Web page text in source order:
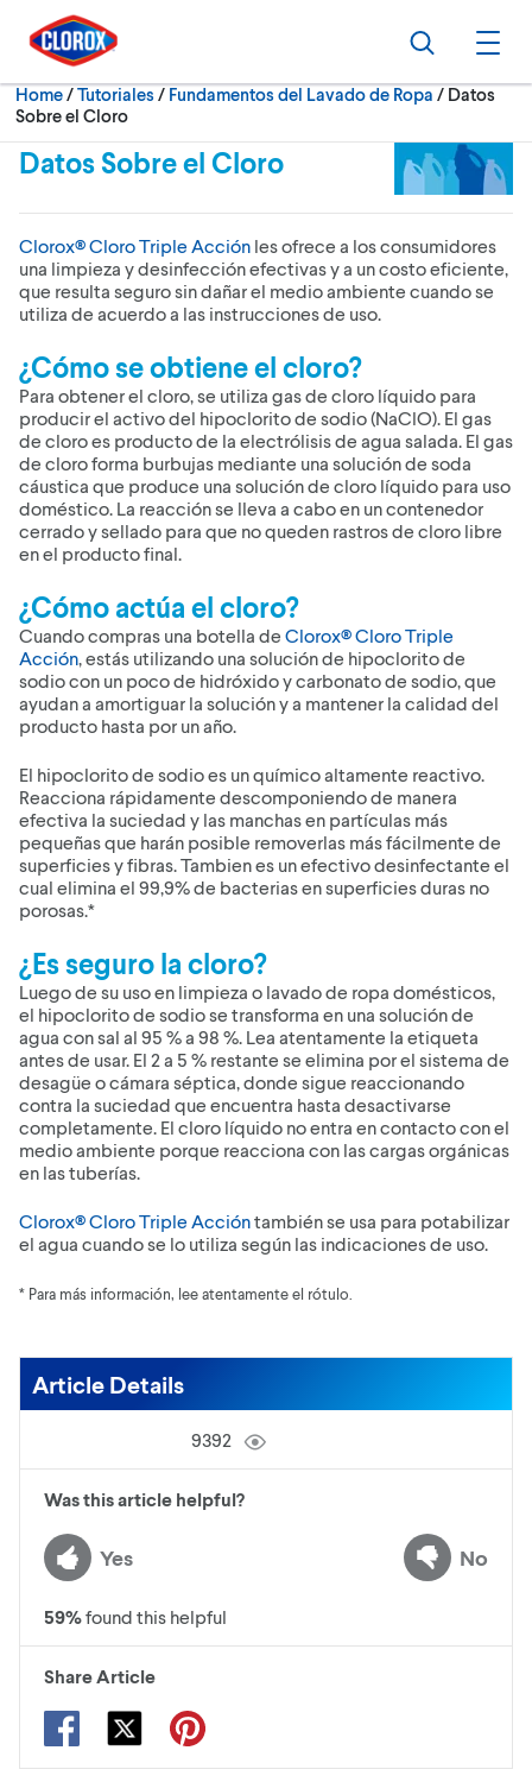
Skip to main navigation
Skip to content
Skip to footer
Search
Home/Tutoriales Fundamentos del Lavado de Ropa Current:
Datos
Sobre el Cloro
Datos Sobre el Cloro
Clorox® Cloro Triple Acción les ofrece a los consumidores
una limpieza y desinfección efectivas y a un costo eficiente,
que resulta seguro sin dañar el medio ambiente cuando se
utiliza de acuerdo a las instrucciones de uso.
¿Cómo se obtiene el cloro?
Para obtener el cloro, se utiliza gas de cloro líquido para
producir el activo del hipoclorito de sodio (NaClO). El gas
de cloro es producto de la electrólisis de agua salada. El gas
de cloro forma burbujas mediante una solución de soda
cáustica que produce una solución de cloro líquido para uso
doméstico. La reacción se lleva a cabo en un contenedor
cerrado y sellado para que no queden rastros de cloro libre
en el producto final.
¿Cómo actúa el cloro?
Cuando compras una botella de Clorox® Cloro Triple
Acción, estás utilizando una solución de hipoclorito de
sodio con un poco de hidróxido y carbonato de sodio, que
ayudan a amortiguar la solución y a mantener la calidad del
producto hasta por un año.
El hipoclorito de sodio es un químico altamente reactivo.
Reacciona rápidamente descomponiendo de manera
efectiva la suciedad y las manchas en partículas más
pequeñas que harán posible removerlas más fácilmente de
superficies y fibras. Tambien es un efectivo desinfectante el
cual elimina el 99,9% de bacterias en superficies duras no
porosas.*
¿Es seguro la cloro?
Luego de su uso en limpieza o lavado de ropa domésticos,
el hipoclorito de sodio se transforma en una solución de
agua con sal al 95 % a 98 %. Lea atentamente la etiqueta
antes de usar. El 2 a 5 % restante se elimina por el sistema de
desagüe o cámara séptica, donde sigue reaccionando
contra la suciedad que encuentra hasta desactivarse
completamente. El cloro líquido no entra en contacto con el
medio ambiente porque reacciona con las cargas orgánicas
en las tuberías.
Clorox® Cloro Triple Accióntambién se usa para potabilizar
el agua cuando se lo utiliza según las indicaciones de uso.
* Para más información, lee atentamente el rótulo.
Article Details
9392
Was this article helpful?
Yes No
59%found this helpful
Share Article